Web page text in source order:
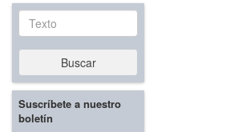
Texto
Buscar
Suscríbete a nuestro
boletín